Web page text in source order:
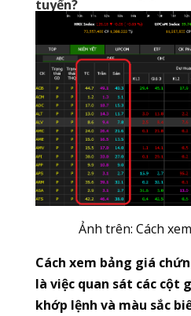
tuyến?
Ảnh trên: Cách
Cách xem bảng giá
là việc quan sát các cột
khớp lệnh và màu sắc